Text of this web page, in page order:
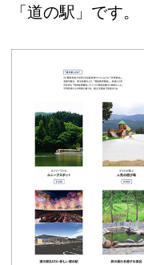
「道の駅」です。